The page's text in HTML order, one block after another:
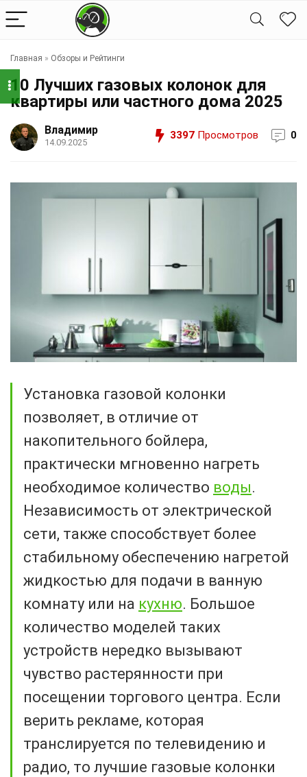
Главная » Обзоры и Рейтинги
10 Лучших газовых колонок для
квартиры или частного дома 2025
Владимир
14.09.2025
3397 Просмотров 0
Установка газовой колонки
позволяет, в отличие от
накопительного бойлера,
практически мгновенно нагреть
необходимое количество воды.
Независимость от электрической
сети, также способствует более
стабильному обеспечению нагретой
жидкостью для подачи в ванную
комнату или на кухню. Большое
количество моделей таких
устройств нередко вызывают
чувство растерянности при
посещении торгового центра. Если
верить рекламе, которая
транслируется по телевидению и
радио, то лучшие газовые колонки